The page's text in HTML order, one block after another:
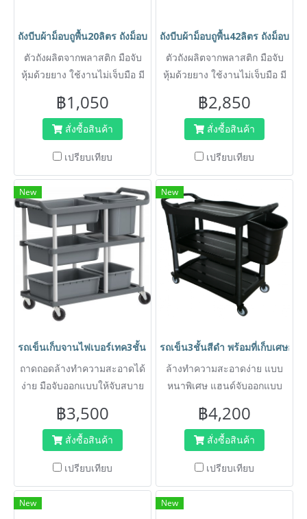
ถังบีบผ้าม็อบถูพื้น20ลิตร ถังม็อบ ถังถูพื้น ถังม็อปติดล้อ ถังทำความสะ
ตัวถังผลิตจากพลาสติก มือจับ
หุ้มด้วยยาง ใช้งานไม่เจ็บมือ มี
ใช้มือบีบ
฿1,050
สั่งซื้อสินค้า
เปรียบเทียบ
ถังบีบผ้าม็อบถูพื้น42ลิตร ถังม็อบ ถั
ตัวถังผลิตจากพลาสติก มือจับ
หุ้มด้วยยาง ใช้งานไม่เจ็บมือ มี
ใช้มือบีบ
฿2,850
สั่งซื้อสินค้า
เปรียบเทียบ
New
รถเข็นเก็บจานไฟเบอร์เทค3ชั้น หนา ไม่แตกง่าย ไม่มีกลิ่นเหม็น
ถาดถอดล้างทำความสะอาดได้
ง่าย มือจับออกแบบให้จับสบาย
฿3,500
สั่งซื้อสินค้า
เปรียบเทียบ
New
รถเข็น3ชั้นสีดำ พร้อมที่เก็บเศษอา
ล้างทำความสะอาดง่าย แบบ
หนาพิเศษ แฮนด์จับออกแบบ
฿4,200
สั่งซื้อสินค้า
เปรียบเทียบ
New New